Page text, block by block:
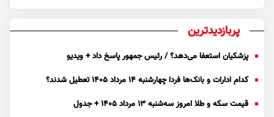
پربازدیدترین
پزشکیان استعفا می‌دهد؟ / رئیس جمهور پاسخ داد + ویدیو
کدام ادارات و بانک‌ها فردا چهارشنبه ۱۴ مرداد ۱۴۰۵ تعطیل شدند؟
قیمت سکه و طلا امروز سه‌شنبه ۱۳ مرداد ۱۴۰۵ + جدول